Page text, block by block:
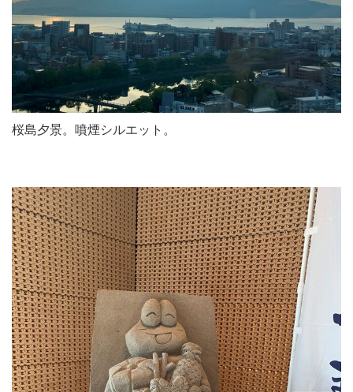
桜島夕景。噴煙シルエット。